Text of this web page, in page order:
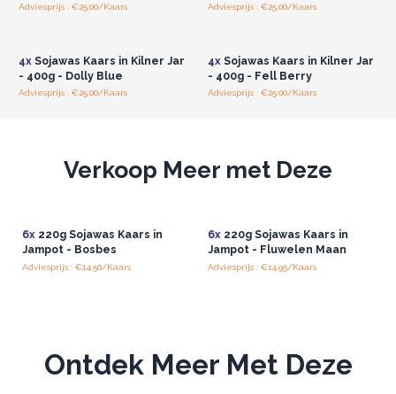
Herbruikbare pot
cadeau voor dierbaren.
Belangrijk: Lees de gebruiksinstructies zorgvuldig door
Bestel nu en breng luxe en verfrissing in elke ruimte
met deze tijdloze Kilner Pot-kaarsen.
Adviesprijs : €25.00/Kaars Adviesprijs : €25.00/Kaars
4xSojawas Kaars in Kilner Jar
- 400g - Dolly Blue
Adviesprijs : €25.00/Kaars
4xSojawas Kaars in Kilner Jar
- 400g - Fell Berry
Adviesprijs : €25.00/Kaars
Verkoop Meer met Deze
6x220g Sojawas Kaars in
Jampot - Bosbes
Adviesprijs : €14.50/Kaars
6x220g Sojawas Kaars in
Jampot - Fluwelen Maan
Adviesprijs : €14.95/Kaars
Ontdek Meer Met Deze